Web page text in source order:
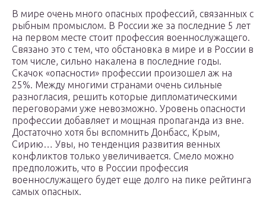
В мире очень много опасных профессий, связанных с
рыбным промыслом. В России же за последние 5 лет
на первом месте стоит профессия военнослужащего.
Связано это с тем, что обстановка в мире и в России в
том числе, сильно накалена в последние годы.
Скачок «опасности» профессии произошел аж на
25%. Между многими странами очень сильные
разногласия, решить которые дипломатическими
переговорами уже невозможно. Уровень опасности
профессии добавляет и мощная пропаганда из вне.
Достаточно хотя бы вспомнить Донбасс, Крым,
Сирию… Увы, но тенденция развития венных
конфликтов только увеличивается. Смело можно
предположить, что в России профессия
военнослужащего будет еще долго на пике рейтинга
самых опасных.